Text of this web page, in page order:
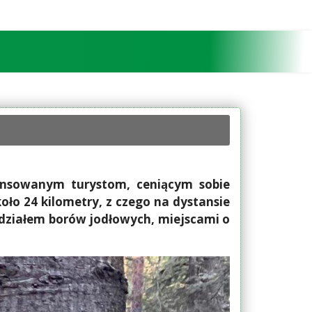
turystom, ceniącym sobie
24 kilometry, z czego na dystansie
borów jodłowych, miejscami o